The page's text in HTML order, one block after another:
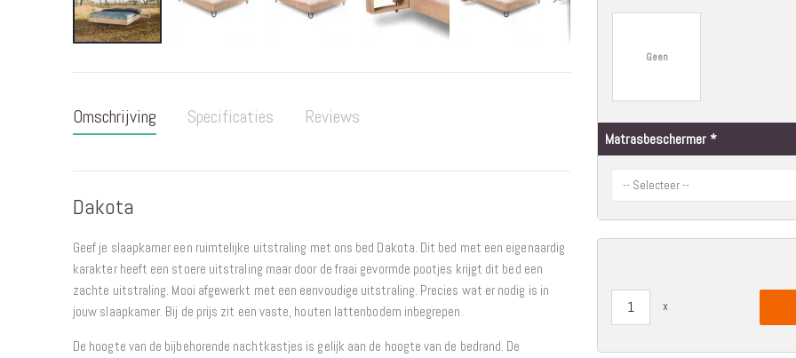
Wandrekken
Hondenmanden
Actie
naar
begin
van
gallerij
Omschrijving
Dakota
Geef je slaapkamer een ruimtelijke uitstraling met ons bed Dakota. Dit bed met een eigenaardig
karakter heeft een stoere uitstraling maar door de fraai gevormde pootjes krijgt dit bed een
zachte uitstraling. Mooi afgewerkt met een eenvoudige uitstraling. Precies wat er nodig is in
jouw slaapkamer. Bij de prijs zit een vaste, houten lattenbodem inbegrepen.
De hoogte van de bijbehorende nachtkastjes is gelijk aan de hoogte van de bedrand. De
Specificaties Reviews
Geen
Matrasbeschermer